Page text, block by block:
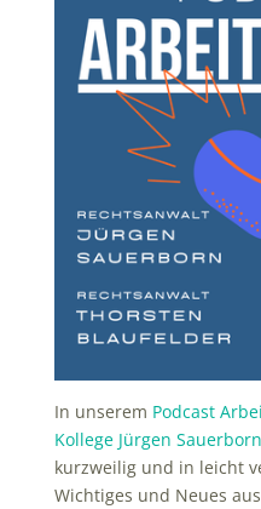
In unserem Podcast
Kollege Jürgen Sauerborn
kurzweilig und in leicht
Wichtiges und Neues